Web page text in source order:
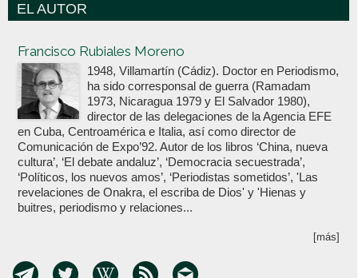
EL AUTOR
Francisco Rubiales Moreno
1948, Villamartín (Cádiz). Doctor en Periodismo,
ha sido corresponsal de guerra (Ramadam
1973, Nicaragua 1979 y El Salvador 1980),
director de las delegaciones de la Agencia EFE
en Cuba, Centroamérica e Italia, así como director de
Comunicación de Expo’92. Autor de los libros ‘China, nueva
cultura’, ‘El debate andaluz’, ‘Democracia secuestrada’,
‘Políticos, los nuevos amos’, ‘Periodistas sometidos’, 'Las
revelaciones de Onakra, el escriba de Dios' y 'Hienas y
buitres, periodismo y relaciones...
[más]